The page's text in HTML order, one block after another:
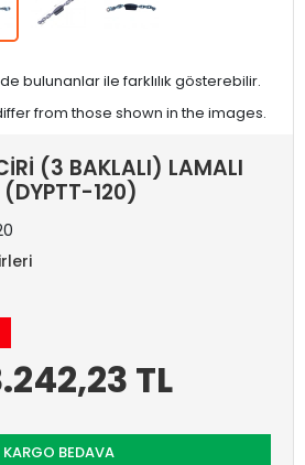
bulunanlar ile farklılık gösterebilir.
from those shown in the images.
(3 BAKLALI) LAMALI
120)
TL
KARGO BEDAVA